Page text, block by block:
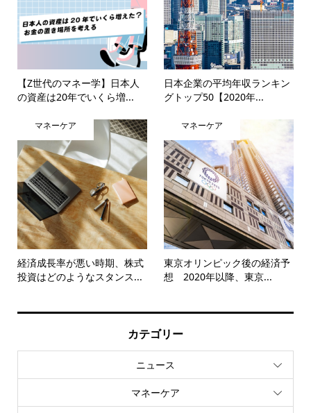
【Z世代のマネー学】日本人
の資産は20年でいくら増...
日本企業の平均年収ランキン
グトップ50【2020年...
マネーケア
経済成長率が悪い時期、株式
投資はどのようなスタンス...
マネーケア
東京オリンピック後の経済予
想 2020年以降、東京...
カテゴリー
ニュース
マネーケア